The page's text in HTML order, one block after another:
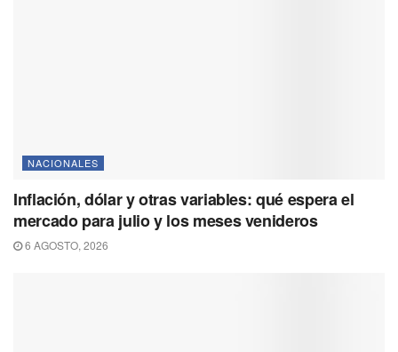
NACIONALES
Inflación, dólar y otras variables: qué espera el
mercado para julio y los meses venideros
6 AGOSTO, 2026